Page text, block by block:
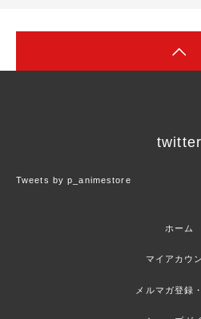
twitter
Tweets by p_animestore
ホーム
マイアカウ
メルマガ登録